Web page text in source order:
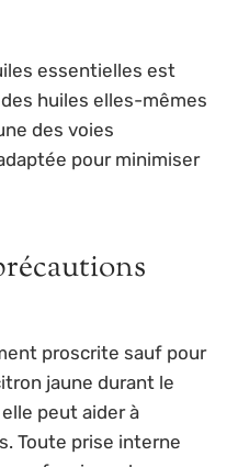
essentielles est
huiles elles-mêmes
des voies
pour minimiser
proscrite sauf pour
jaune durant le
peut aider à
Toute prise interne